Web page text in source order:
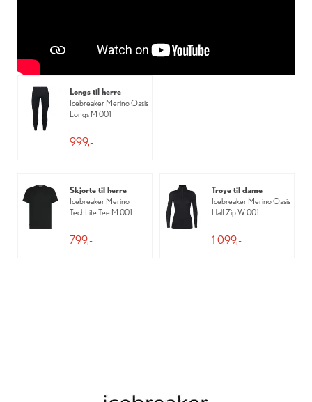
Longs til herre
Icebreaker Merino Oasis
Longs M 001
999,-
Skjorte til herre
Icebreaker Merino
TechLite Tee M 001
799,-
Trøye til dame
Icebreaker Merino Oasis
Half Zip W 001
1 099,-